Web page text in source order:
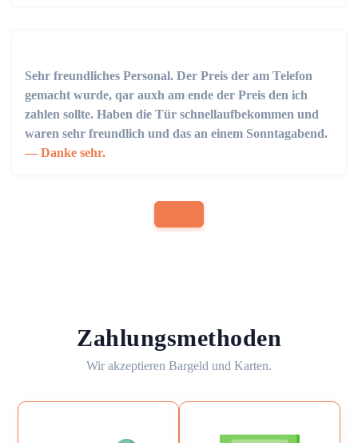
Sehr freundliches Personal. Der Preis der am Telefon
gemacht wurde, qar auxh am ende der Preis den ich
zahlen sollte. Haben die Tür schnellaufbekommen und
waren sehr freundlich und das an einem Sonntagabend.
Danke sehr.
Zahlungsmethoden
Wir akzeptieren Bargeld und Karten.